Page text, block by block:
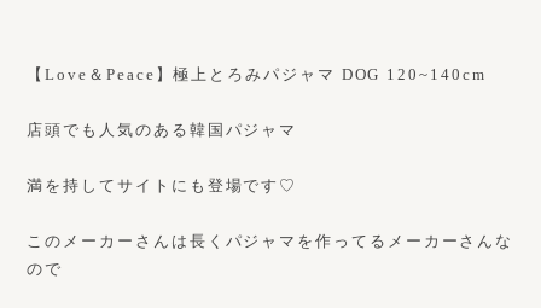
【Love＆Peace】極上とろみパジャマ DOG 120~140cm
店頭でも人気のある韓国パジャマ
満を持してサイトにも登場です♡
このメーカーさんは長くパジャマを作ってるメーカーさんな
ので